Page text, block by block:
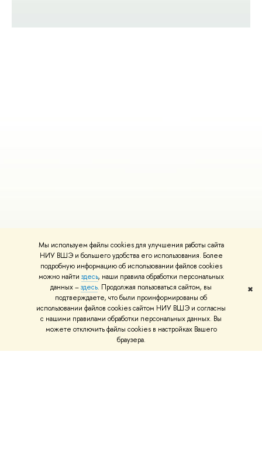
Мы используем файлы cookies для улучшения работы сайта
НИУ ВШЭ и большего удобства его использования. Более
подробную информацию об использовании файлов cookies
можно найти здесь, наши правила обработки персональных
данных –здесь. Продолжая пользоваться сайтом, вы
подтверждаете, что были проинформированы об
использовании файлов cookies сайтом НИУ ВШЭ и согласны
с нашими правилами обработки персональных данных. Вы
можете отключить файлы cookies в настройках Вашего
браузера.
✖